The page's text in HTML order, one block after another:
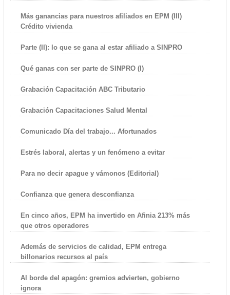
Más ganancias para nuestros afiliados en EPM (III)
Crédito vivienda
Parte (II): lo que se gana al estar afiliado a SINPRO
Qué ganas con ser parte de SINPRO (I)
Grabación Capacitación ABC Tributario
Grabación Capacitaciones Salud Mental
Comunicado Día del trabajo... Afortunados
Estrés laboral, alertas y un fenómeno a evitar
Para no decir apague y vámonos (Editorial)
Confianza que genera desconfianza
En cinco años, EPM ha invertido en Afinia 213% más
que otros operadores
Además de servicios de calidad, EPM entrega
billonarios recursos al país
Al borde del apagón: gremios advierten, gobierno
ignora